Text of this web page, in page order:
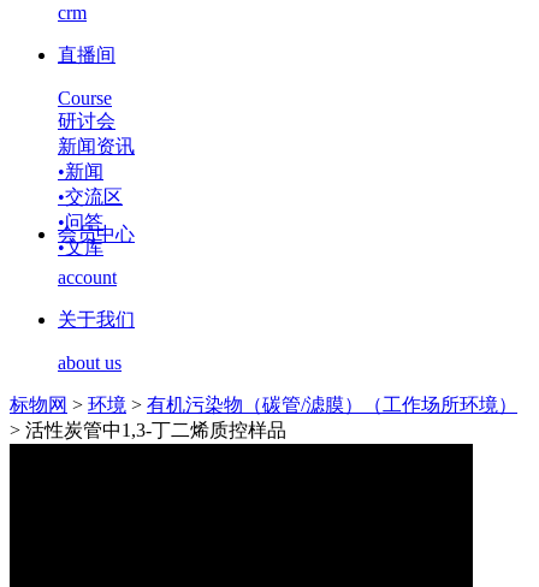
crm
直播间
Course
研讨会
新闻资讯
•新闻
•交流区
•问答
•文库
会员中心
account
关于我们
about us
标物网 > 环境 > 有机污染物（碳管/滤膜）（工作场所环境）
> 活性炭管中1,3-丁二烯质控样品